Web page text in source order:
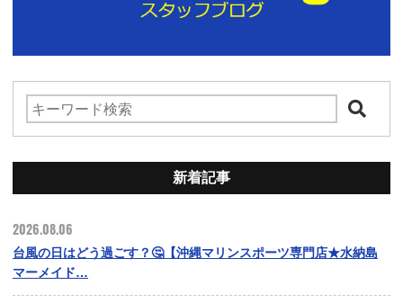
新着記事
2026.08.06
台風の日はどう過ごす？🤔【沖縄マリンスポーツ専門店★水納島
マーメイド…